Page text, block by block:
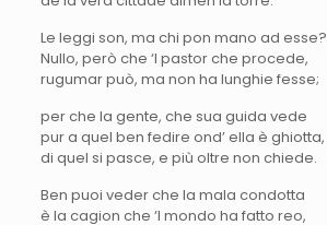
Le leggi son, ma chi pon mano ad esse?
Nullo, però che ‘l pastor che procede,
rugumar può, ma non ha lunghie fesse;
per che la gente, che sua guida vede
pur a quel ben fedire ond’ ella è ghiotta,
di quel si pasce, e più oltre non chiede.
Ben puoi veder che la mala condotta
è la cagion che ‘l mondo ha fatto reo,